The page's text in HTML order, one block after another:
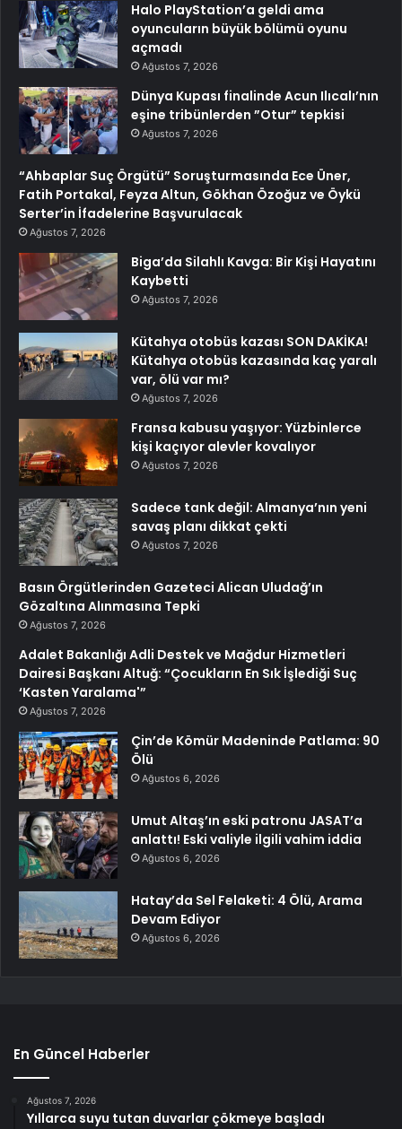
Halo PlayStation’a geldi ama
oyuncuların büyük bölümü oyunu
açmadı
Ağustos 7, 2026
Dünya Kupası finalinde Acun Ilıcalı’nın
eşine tribünlerden ”Otur” tepkisi
Ağustos 7, 2026
“Ahbaplar Suç Örgütü” Soruşturmasında Ece Üner,
Fatih Portakal, Feyza Altun, Gökhan Özoğuz ve Öykü
Serter’in İfadelerine Başvurulacak
Ağustos 7, 2026
Biga’da Silahlı Kavga: Bir Kişi Hayatını
Kaybetti
Ağustos 7, 2026
Kütahya otobüs kazası SON DAKİKA!
Kütahya otobüs kazasında kaç yaralı
var, ölü var mı?
Ağustos 7, 2026
Fransa kabusu yaşıyor: Yüzbinlerce
kişi kaçıyor alevler kovalıyor
Ağustos 7, 2026
Sadece tank değil: Almanya’nın yeni
savaş planı dikkat çekti
Ağustos 7, 2026
Basın Örgütlerinden Gazeteci Alican Uludağ’ın
Gözaltına Alınmasına Tepki
Ağustos 7, 2026
Adalet Bakanlığı Adli Destek ve Mağdur Hizmetleri
Dairesi Başkanı Altuğ: “Çocukların En Sık İşlediği Suç
‘Kasten Yaralama'”
Ağustos 7, 2026
Çin’de Kömür Madeninde Patlama: 90
Ölü
Ağustos 6, 2026
Umut Altaş’ın eski patronu JASAT’a
anlattı! Eski valiyle ilgili vahim iddia
Ağustos 6, 2026
Hatay’da Sel Felaketi: 4 Ölü, Arama
Devam Ediyor
Ağustos 6, 2026
En Güncel Haberler
Ağustos 7, 2026
Yıllarca suyu tutan duvarlar çökmeye başladı